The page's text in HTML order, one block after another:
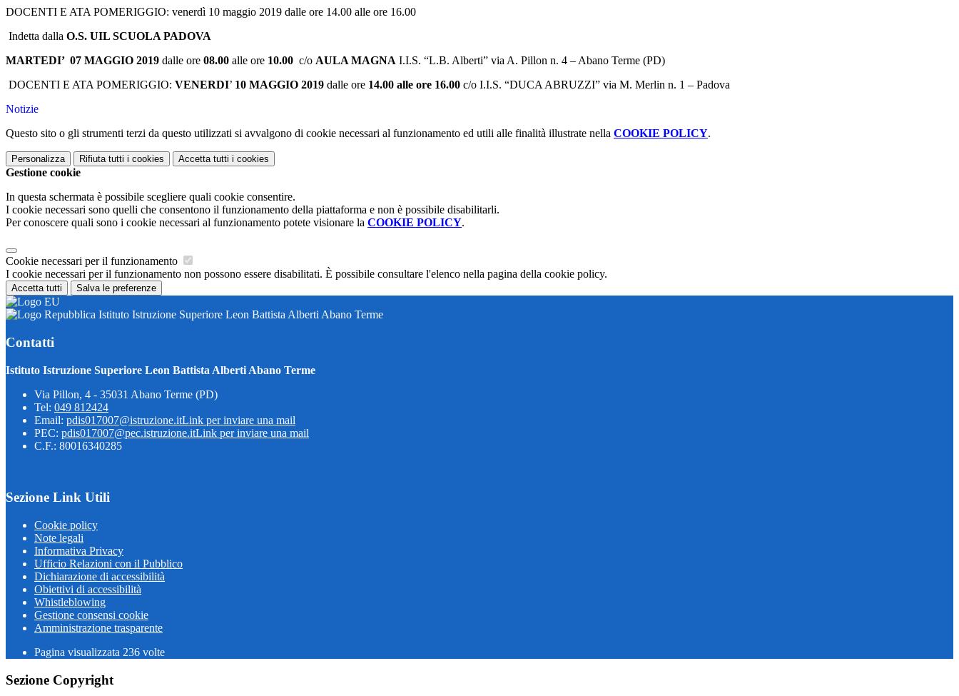
DOCENTI E ATA POMERIGGIO: venerdì 10 maggio 2019 dalle ore 14.00 alle ore 16.00
Indetta dalla O.S. UIL SCUOLA PADOVA
MARTEDI’ 07 MAGGIO 2019 dalle ore 08.00 alle ore 10.00 c/o AULA MAGNA I.I.S. “L.B. Alberti” via A. Pillon n. 4 – Abano Terme (PD)
DOCENTI E ATA POMERIGGIO: VENERDI’ 10 MAGGIO 2019 dalle ore 14.00 alle ore 16.00 c/o I.I.S. “DUCA ABRUZZI” via M. Merlin n. 1 – Padova
Notizie
Questo sito o gli strumenti terzi da questo utilizzati si avvalgono di cookie necessari al funzionamento ed utili alle finalità illustrate nella COOKIE POLICY.
Personalizza Rifiuta tutti i cookies Accetta tutti i cookies
Gestione cookie
In questa schermata è possibile scegliere quali cookie consentire.
I cookie necessari sono quelli che consentono il funzionamento della piattaforma e non è possibile disabilitarli.
Per conoscere quali sono i cookie necessari al funzionamento potete visionare la COOKIE POLICY.
Cookie necessari per il funzionamento
I cookie necessari per il funzionamento non possono essere disabilitati. È possibile consultare l'elenco nella pagina della cookie policy.
Accetta tutti Salva le preferenze
Istituto Istruzione Superiore Leon Battista Alberti Abano Terme
Contatti
Istituto Istruzione Superiore Leon Battista Alberti Abano Terme
Via Pillon, 4 - 35031 Abano Terme (PD)
Tel: 049 812424
Email: pdis017007@istruzione.itLink per inviare una mail
PEC: pdis017007@pec.istruzione.itLink per inviare una mail
C.F.: 80016340285
Sezione Link Utili
Cookie policy
Note legali
Informativa Privacy
Ufficio Relazioni con il Pubblico
Dichiarazione di accessibilità
Obiettivi di accessibilità
Whistleblowing
Gestione consensi cookie
Amministrazione trasparente
Pagina visualizzata 236 volte
Sezione Copyright